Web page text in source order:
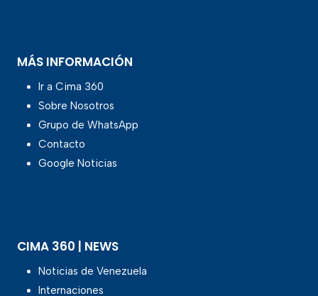
MÁS INFORMACIÓN
Ir a Cima 360
Sobre Nosotros
Grupo de WhatsApp
Contacto
Google Noticias
CIMA 360 | NEWS
Noticias de Venezuela
Internaciones